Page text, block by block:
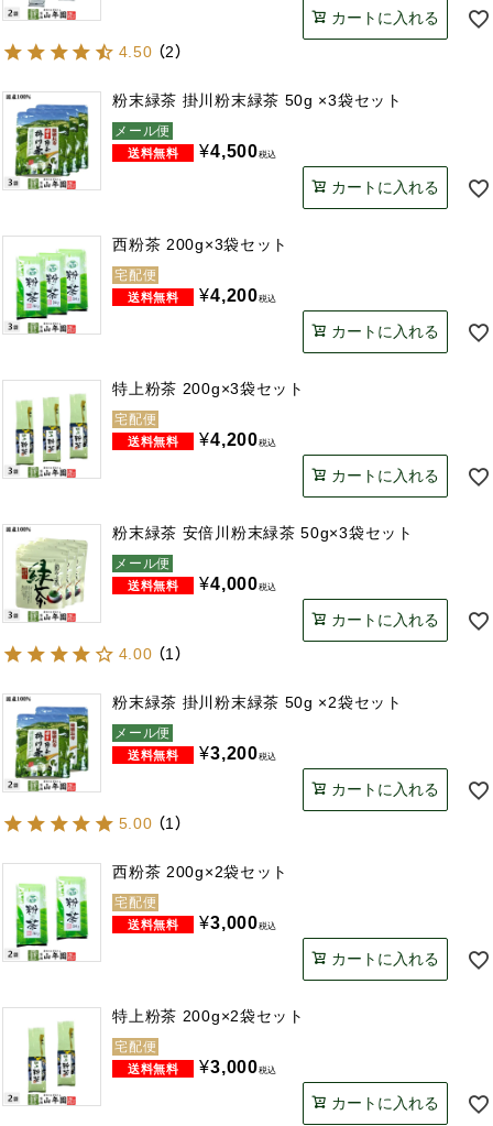
カートに入れる
4.50 （2）
粉末緑茶 掛川粉末緑茶 50g ×3袋セット
メール便
¥4,500税込
カートに入れる
西粉茶 200g×3袋セット
宅配便
¥4,200税込
カートに入れる
特上粉茶 200g×3袋セット
宅配便
¥4,200税込
カートに入れる
粉末緑茶 安倍川粉末緑茶 50g×3袋セット
メール便
¥4,000税込
カートに入れる
4.00 （1 ）
粉末緑茶 掛川粉末緑茶 50g ×2袋セット
メール便
¥3,200税込
カートに入れる
5.00 （1 ）
西粉茶 200g×2袋セット
宅配便
¥3,000税込
カートに入れる
特上粉茶 200g×2袋セット
宅配便
¥3,000税込
カートに入れる